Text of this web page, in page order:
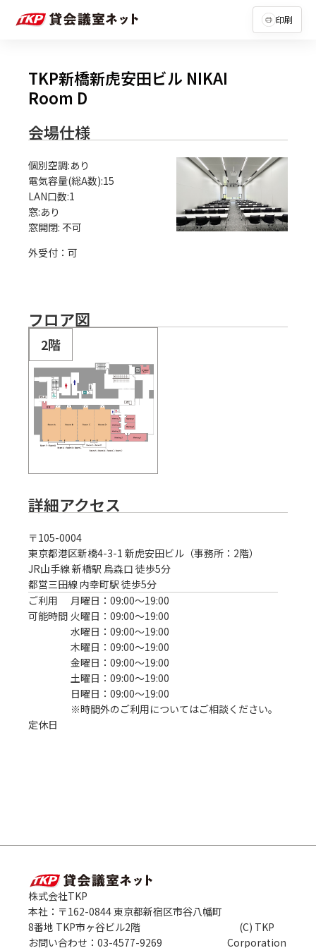
印刷
TKP新橋新虎安田ビル NIKAI
Room D
会場仕様
個別空調:あり
電気容量(総A数):15
LAN口数:1
窓:あり
外受付：可
フロア図
2階
詳細アクセス
〒105-0004
東京都港区新橋4-3-1 新虎安田ビル（事務所：2階）
JR山手線 新橋駅 烏森口 徒歩5分
都営三田線 内幸町駅 徒歩5分
ご利用
可能時間
月曜日：09:00〜19:00
火曜日：09:00〜19:00
水曜日：09:00〜19:00
木曜日：09:00〜19:00
金曜日：09:00〜19:00
土曜日：09:00〜19:00
日曜日：09:00〜19:00
※時間外のご利用についてはご相談ください。
定休日
株式会社TKP
本社：〒162-0844 東京都新宿区市谷八幡町
8番地 TKP市ヶ谷ビル2階
お問い合わせ：03-4577-9269
(C) TKP
Corporation